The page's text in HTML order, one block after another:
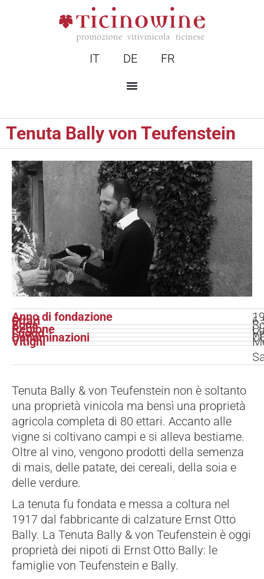
IT DE FR
Tenuta Bally von Teufenstein
Anno di fondazione
Ettari
Zona
Regione
Luogo
Denominazioni
Vitigni
Tenuta Bally & von Teufenstein non è soltanto
una proprietà vinicola ma bensì una proprietà
agricola completa di 80 ettari. Accanto alle
vigne si coltivano campi e si alleva bestiame.
Oltre al vino, vengono prodotti della semenza
di mais, delle patate, dei cereali, della soia e
delle verdure.
La tenuta fu fondata e messa a coltura nel
1917 dal fabbricante di calzature Ernst Otto
Bally. La Tenuta Bally & von Teufenstein è oggi
proprietà dei nipoti di Ernst Otto Bally: le
famiglie von Teufenstein e Bally.